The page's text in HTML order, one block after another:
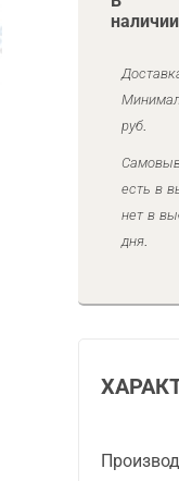
наличии
руб.
есть в
нет в
дня.